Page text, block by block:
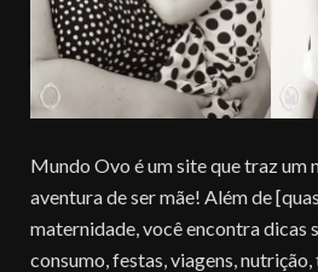
Mundo Ovo é um site que traz um
aventura de ser mãe! Além de
maternidade, você encontra dicas
consumo, festas, viagens,